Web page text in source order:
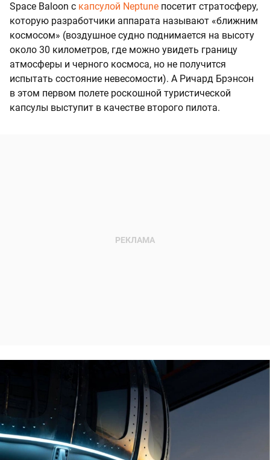
Space Baloon c капсулой Neptune посетит стратосферу,
которую разработчики аппарата называют «ближним
космосом» (воздушное судно поднимается на высоту
около 30 километров, где можно увидеть границу
атмосферы и черного космоса, но не получится
испытать состояние невесомости). А Ричард Брэнсон
в этом первом полете роскошной туристической
капсулы выступит в качестве второго пилота.